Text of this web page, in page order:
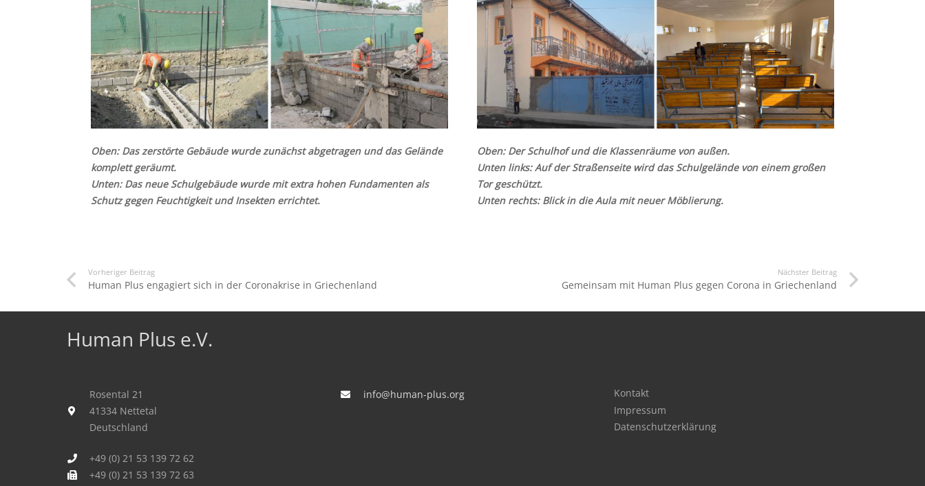
Oben: Das zerstörte Gebäude wurde zunächst abgetragen und das Gelände
komplett geräumt.
Unten: Das neue Schulgebäude wurde mit extra hohen Fundamenten als
Schutz gegen Feuchtigkeit und Insekten errichtet.
Oben: Der Schulhof und die Klassenräume von außen.
Unten links: Auf der Straßenseite wird das Schulgelände von einem großen
Tor geschützt.
Unten rechts: Blick in die Aula mit neuer Möblierung.
Vorheriger Beitrag
Human Plus engagiert sich in der Coronakrise in Griechenland
Nächster Beitrag
Gemeinsam mit Human Plus gegen Corona in Griechenland
Human Plus e.V.
Rosental 21
41334 Nettetal
Deutschland
+49 (0) 21 53 139 72 62
+49 (0) 21 53 139 72 63
info@human-plus.org
Kontakt
Impressum
Datenschutzerklärung